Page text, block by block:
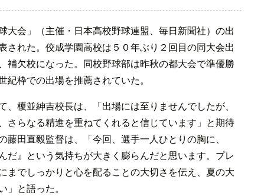
大会」（主催・日本高校野球連盟、毎日新聞社）の出
された。佼成学園高校は５０年ぶり２回目の同大会出
補欠校になった。同校野球部は昨秋の都大会で準優勝
紀枠での出場を推薦されていた。
、榎並紳吉校長は、「出場には至りませんでしたが、
さらなる精進を重ねてくれると信じています」と期待
藤田直毅監督は、「今回、選手一人ひとりの胸に、
だ』という気持ちが大きく膨らんだと思います。プレ
までしっかりと心を配ることの大切さを伝え、夏の大
と語った。